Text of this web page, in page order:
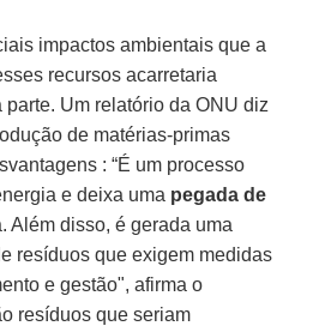
impactos ambientais que a
recursos acarretaria
parte. Um relatório da ONU diz
de matérias-primas
: “É um processo
e deixa uma pegada de
Além disso, é gerada uma
resíduos que exigem medidas
e gestão", afirma o
resíduos que seriam